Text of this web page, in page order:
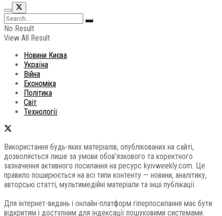
No Result
View All Result
Новини Києва
Україна
Війна
Економіка
Політика
Світ
Технології
Використання будь-яких матеріалів, опублікованих на сайті,
дозволяється лише за умови обов’язкового та коректного
зазначення активного посилання на ресурс kyivweekly.com. Це
правило поширюється на всі типи контенту — новини, аналітику,
авторські статті, мультимедійні матеріали та інші публікації.
Для інтернет-видань і онлайн-платформ гіперпосилання має бути
відкритим і доступним для індексації пошуковими системами.